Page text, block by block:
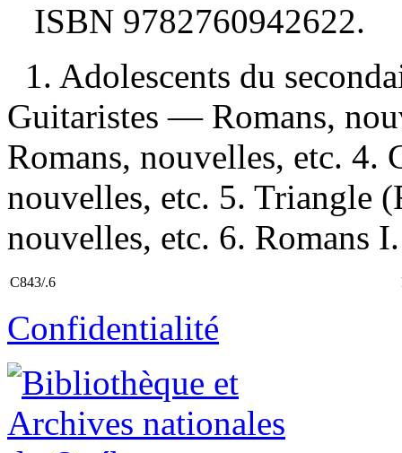
ISBN 9782760942622.
1. Adolescents du
Guitaristes — Romans,
Romans, nouvelles, etc.
nouvelles, etc. 5. Triangle
nouvelles, etc. 6. Romans
C843/.6
Confidentialité